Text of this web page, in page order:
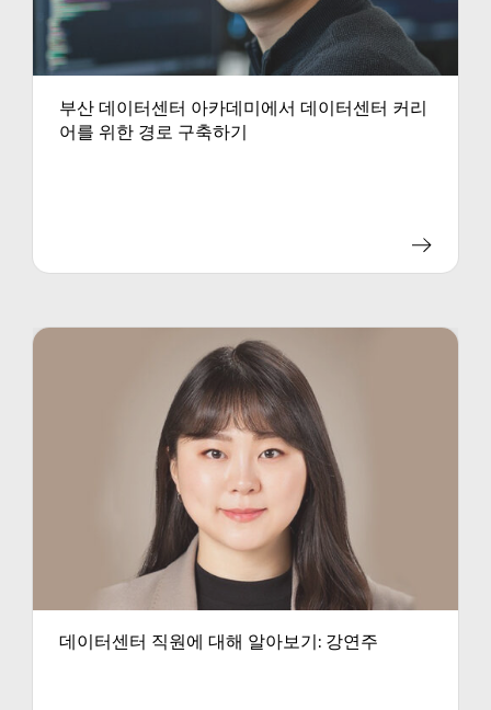
부산 데이터센터 아카데미에서 데이터센터 커리
어를 위한 경로 구축하기
데이터센터 직원에 대해 알아보기: 강연주